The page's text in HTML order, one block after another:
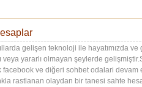
gelişen teknoloji ile hayatımızda ve
veya yararlı olmayan şeylerde
facebook ve diğeri sohbet odalari devam
rastlanan olaydan bir tanesi sahte